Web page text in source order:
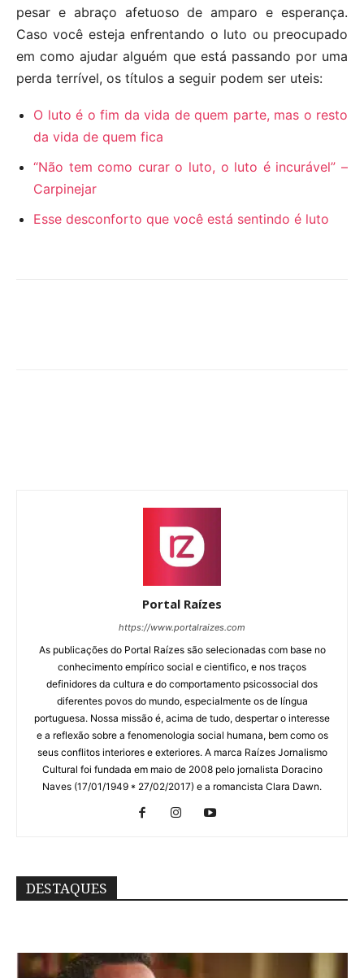
pesar e abraço afetuoso de amparo e esperança.
Caso você esteja enfrentando o luto ou preocupado
em como ajudar alguém que está passando por uma
perda terrível, os títulos a seguir podem ser uteis:
O luto é o fim da vida de quem parte, mas o resto
da vida de quem fica
“Não tem como curar o luto, o luto é incurável” –
Carpinejar
Esse desconforto que você está sentindo é luto
Portal Raízes
https://www.portalraizes.com
As publicações do Portal Raízes são selecionadas com base no
conhecimento empírico social e cientifico, e nos traços
definidores da cultura e do comportamento psicossocial dos
diferentes povos do mundo, especialmente os de língua
portuguesa. Nossa missão é, acima de tudo, despertar o interesse
e a reflexão sobre a fenomenologia social humana, bem como os
seus conflitos interiores e exteriores. A marca Raízes Jornalismo
Cultural foi fundada em maio de 2008 pelo jornalista Doracino
Naves (17/01/1949 * 27/02/2017) e a romancista Clara Dawn.
DESTAQUES